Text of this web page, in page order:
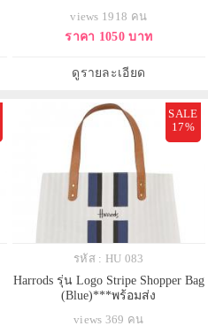
views 1918 คน
ราคา 1050 บาท
ดูรายละเอียด
SALE
17%
รหัส : HU 083
Harrods รุ่น Logo Stripe Shopper Bag
(Blue)***พร้อมส่ง
views 369 คน